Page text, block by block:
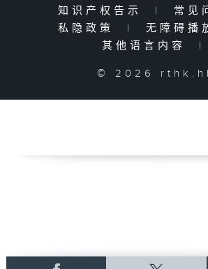
知识产权告示
| 常见
私隐政策
| 无障碍播
其他语言内容
|
© 2026